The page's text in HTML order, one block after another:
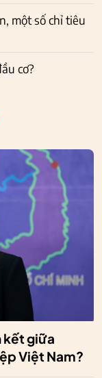
một số chỉ tiêu
cơ?
kết giữa
Việt Nam?